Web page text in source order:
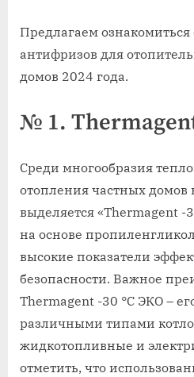
Предлагаем
антифризов для
домов 2024 года.
№ 1.
Среди многообразия
отопления частных домов
выделяется «Thermagent -
на основе
высокие показатели
безопасности. Важное
Thermagent -30 °C ЭКО –
различными типами
жидкотопливные и
отметить, что